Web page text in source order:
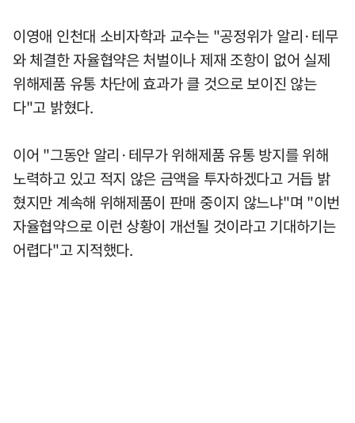
이영애 인천대 소비자학과 교수는 "공정위가 알리·테무
와 체결한 자율협약은 처벌이나 제재 조항이 없어 실제
위해제품 유통 차단에 효과가 클 것으로 보이진 않는
다"고 밝혔다.
이어 "그동안 알리·테무가 위해제품 유통 방지를 위해
노력하고 있고 적지 않은 금액을 투자하겠다고 거듭 밝
혔지만 계속해 위해제품이 판매 중이지 않느냐"며 "이번
자율협약으로 이런 상황이 개선될 것이라고 기대하기는
어렵다"고 지적했다.